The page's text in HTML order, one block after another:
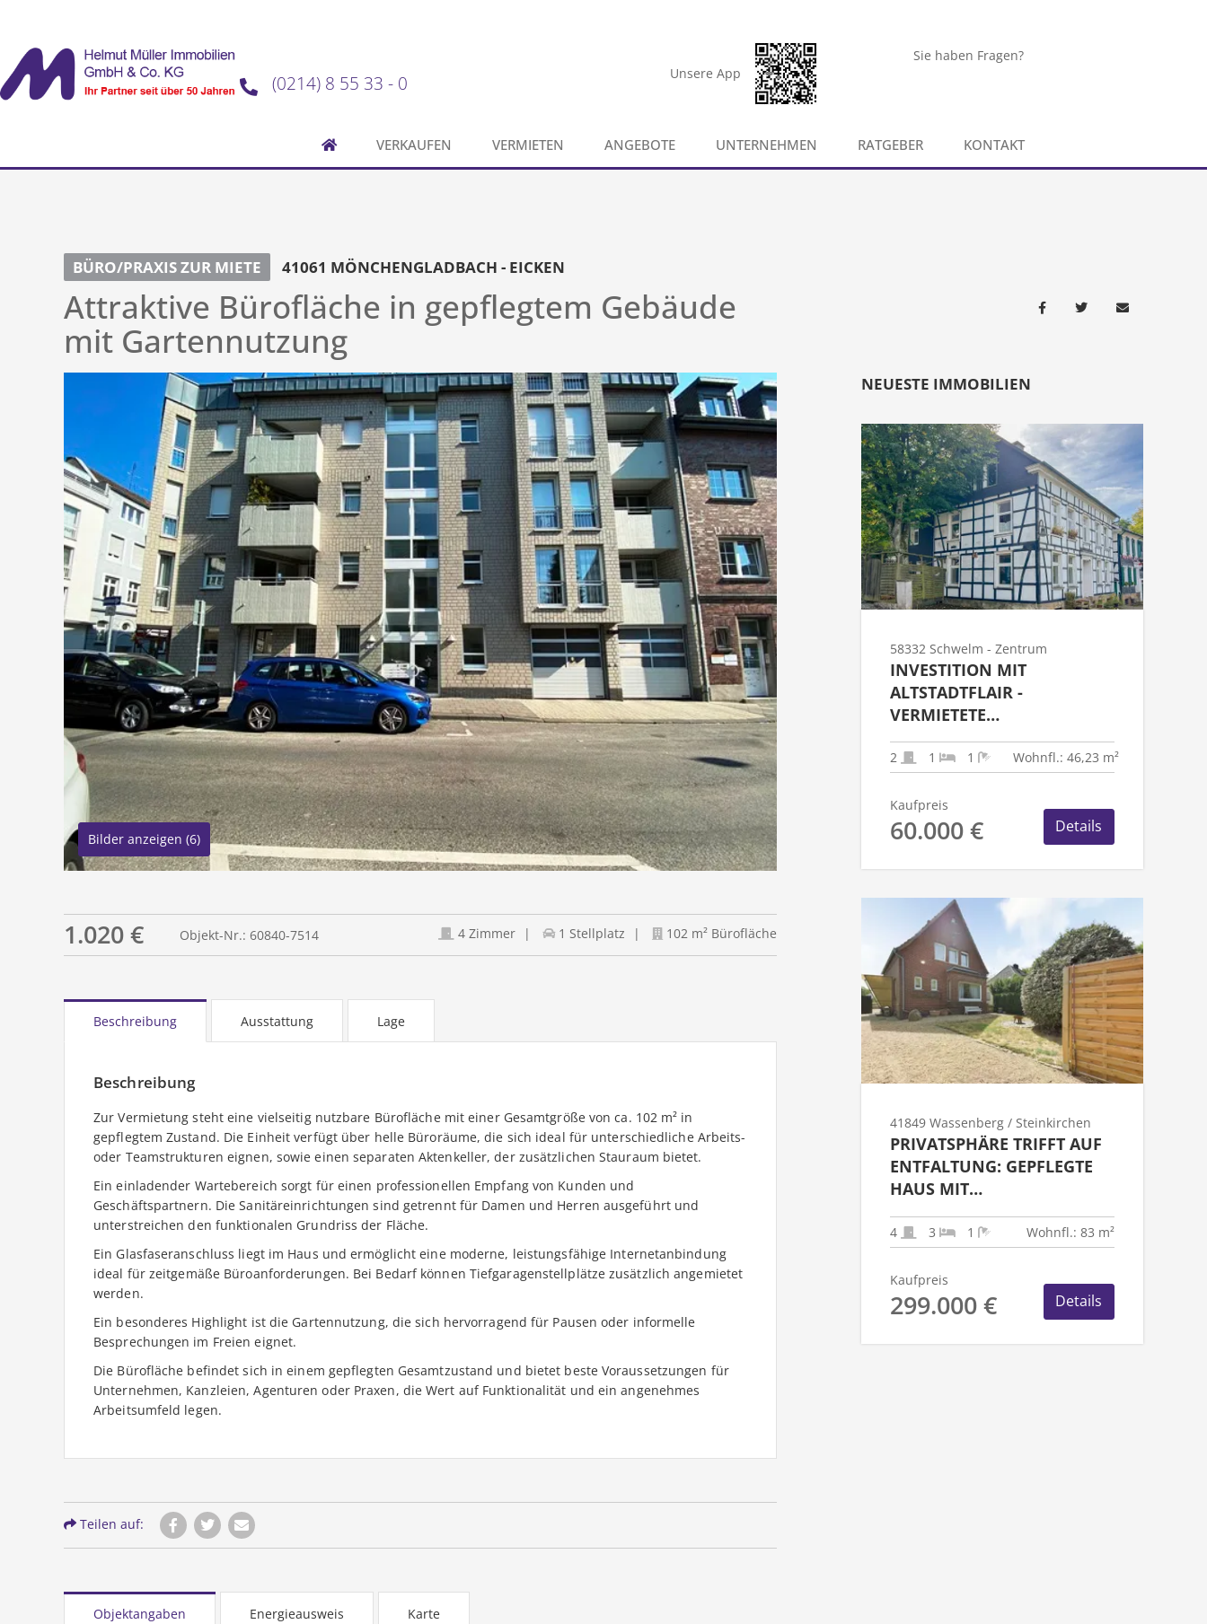
Unsere App
Sie haben Fragen?
(0214) 8 55 33 - 0
VERKAUFEN VERMIETEN ANGEBOTE UNTERNEHMEN RATGEBER KONTAKT
BÜRO/PRAXIS ZUR MIETE 41061 MÖNCHENGLADBACH - EICKEN
Attraktive Bürofläche in gepflegtem Gebäude
mit Gartennutzung
Bilder anzeigen (6)
1.020 € Objekt-Nr.: 60840-7514 4 Zimmer 1 Stellplatz 102 m² Bürofläche
Beschreibung Ausstattung Lage
Beschreibung
Zur Vermietung steht eine vielseitig nutzbare Bürofläche mit einer Gesamtgröße von ca. 102 m² in
gepflegtem Zustand. Die Einheit verfügt über helle Büroräume, die sich ideal für unterschiedliche Arbeits-
oder Teamstrukturen eignen, sowie einen separaten Aktenkeller, der zusätzlichen Stauraum bietet.
Ein einladender Wartebereich sorgt für einen professionellen Empfang von Kunden und
Geschäftspartnern. Die Sanitäreinrichtungen sind getrennt für Damen und Herren ausgeführt und
unterstreichen den funktionalen Grundriss der Fläche.
Ein Glasfaseranschluss liegt im Haus und ermöglicht eine moderne, leistungsfähige Internetanbindung 
ideal für zeitgemäße Büroanforderungen. Bei Bedarf können Tiefgaragenstellplätze zusätzlich angemietet
werden.
Ein besonderes Highlight ist die Gartennutzung, die sich hervorragend für Pausen oder informelle
Besprechungen im Freien eignet.
Die Bürofläche befindet sich in einem gepflegten Gesamtzustand und bietet beste Voraussetzungen für
Unternehmen, Kanzleien, Agenturen oder Praxen, die Wert auf Funktionalität und ein angenehmes
Arbeitsumfeld legen.
Teilen auf:
Objektangaben Energieausweis Karte
NEUESTE IMMOBILIEN
58332 Schwelm - Zentrum
INVESTITION MIT
ALTSTADTFLAIR -
VERMIETETE
EIGENTUMSWOHNUNG IM
DENKMALHAUS IN
2 1 1 Wohnfl.: 46,23 m²
Kaufpreis
60.000 € Details
41849 Wassenberg / Steinkirchen
PRIVATSPHÄRE TRIFFT AUF
ENTFALTUNG: GEPFLEGTE
HAUS MIT
PARKGRUNDSTÜCK &
ZUSÄTZLICHER
4 3 1 Wohnfl.: 83 m²
Kaufpreis
299.000 € Details